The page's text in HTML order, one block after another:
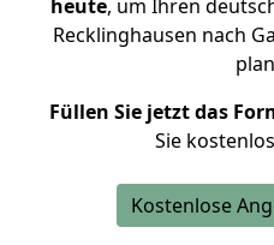
heute, um Ihren
Recklinghausen nach
Füllen Sie jetzt das
Sie
Kostenlose